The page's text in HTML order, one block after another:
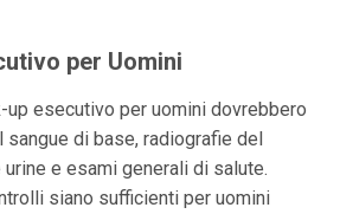
per Uomini
up esecutivo per uomini dovrebbero
sangue di base, radiografie del
e esami generali di salute.
siano sufficienti per uomini